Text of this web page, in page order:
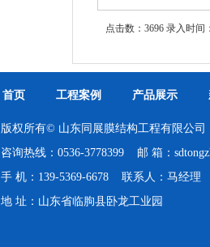
点击数：3696 录入时间
首页 工程案例 产品展示
版权所有© 山东同展膜结构工程有限公司
咨询热线：0536-3778399 邮 箱：
手 机：139-5369-6678 联系人：马经理
地 址：山东省临朐县卧龙工业园